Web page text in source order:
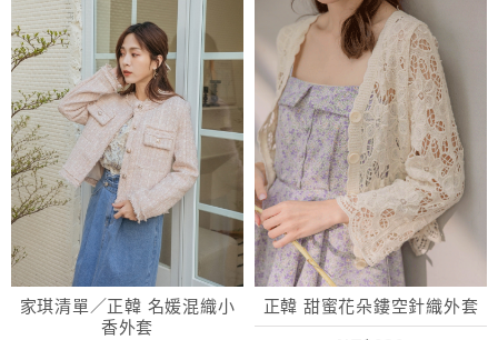
家琪清單／正韓 名媛混織小
香外套
正韓 甜蜜花朵鏤空針織外套